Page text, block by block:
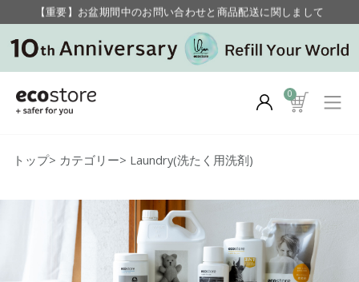
【重要】お盆期間中のお問い合わせと商品配送に関しまして
毎月お得にポイントが貯まる！ “月のポイントアップデー”
【重要】お盆期間中のお問い合わせと商品配送に関しまして
毎月お得にポイントが貯まる！ “月のポイントアップデー”
0
トップ> カテゴリー> Laundry(洗たく用洗剤)